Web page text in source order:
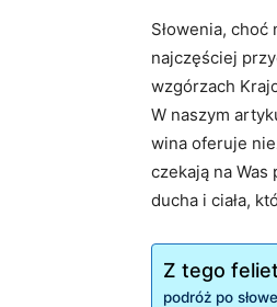
Słowenia,
najczęściej
wzgórzach
W⁤ naszym
wina oferuje
czekają na
ducha i ciała,
Z tego
podróż po